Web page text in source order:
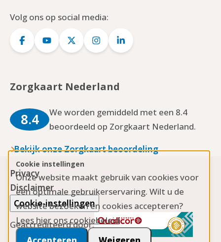
Cookie instellingen
Onze website maakt gebruik van cookies voor
een optimale gebruikerservaring. Wilt u de
website bezoeken en cookies accepteren?
Lees hier ons cookiebeleid
Volg ons op social media:
Logo
Logo
Logo
Logo
Logo
Zorgkaart Nederland
8.4
We worden gemiddeld met een 8.4
beoordeeld op Zorgkaart Nederland.
Bekijk onze Zorgkaart beoordeling
Privacy
Disclaimer
Cookie-instellingen
Geaccrediteerd door: